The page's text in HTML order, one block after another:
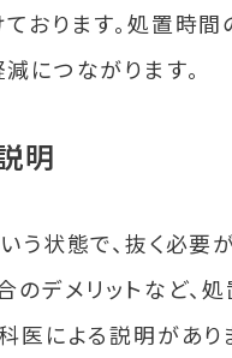
おります。処置時間
につながります。
明
う状態で、抜く必要
のデメリットなど、
医による説明があり